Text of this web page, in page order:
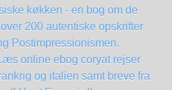
køkken - en bog om de
200 autentiske opskrifter
Postimpressionismen.
online ebog coryat rejser
og italien samt breve fra